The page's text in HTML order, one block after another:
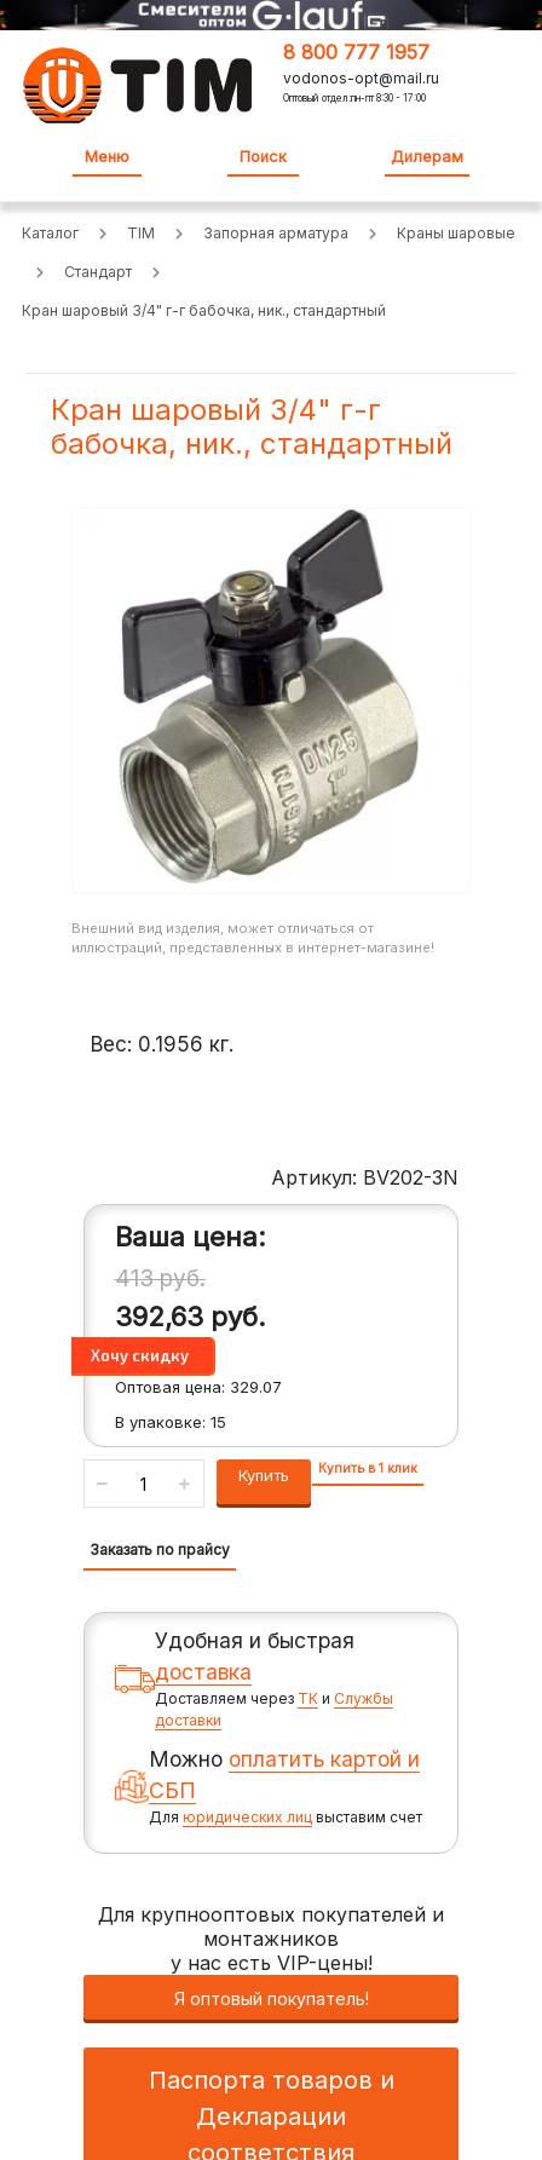
8 800 777 1957
vodonos-opt@mail.ru
Оптовый отдел:пн-пт 8:30 - 17:00
Меню Поиск Дилерам
Каталог TIM Запорная арматура Краны шаровые
Стандарт
Кран шаровый 3/4" г-г бабочка, ник., стандартный
Кран шаровый 3/4" г-г
бабочка, ник., стандартный
Внешний вид изделия, может отличаться от
иллюстраций, представленных в интернет-магазине!
Вес: 0.1956 кг.
Артикул: BV202-3N
Ваша цена:
413руб.
392,63 руб.
Оптовая цена: 329.07
В упаковке: 15
Купить Купить в 1 клик
Заказать по прайсу
Удобная и быстрая
доставка
Доставляем через ТК иСлужбы
доставки
Можно оплатить картой и
СБП
Дляюридических лиц выставим счет
Для крупнооптовых покупателей и
монтажников
у нас есть VIP-цены!
Я оптовый покупатель!
Паспорта товаров и
Декларации
соответствия